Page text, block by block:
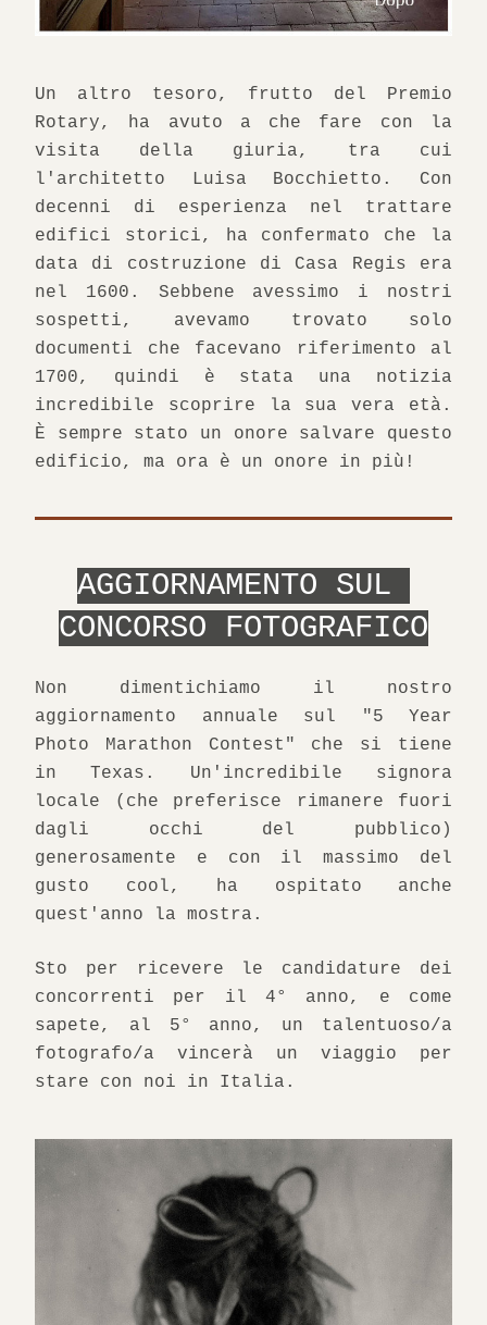
Un altro tesoro, frutto del Premio
Rotary, ha avuto a che fare con la
visita della giuria, tra cui
l'architetto Luisa Bocchietto. Con
decenni di esperienza nel trattare
edifici storici, ha confermato che la
data di costruzione di Casa Regis era
nel 1600. Sebbene avessimo i nostri
sospetti, avevamo trovato solo
documenti che facevano riferimento al
1700, quindi è stata una notizia
incredibile scoprire la sua vera età.
È sempre stato un onore salvare questo
edificio, ma ora è un onore in più!
AGGIORNAMENTO SUL
CONCORSO FOTOGRAFICO
Non dimentichiamo il nostro
aggiornamento annuale sul "5 Year
Photo Marathon Contest" che si tiene
in Texas. Un'incredibile signora
locale (che preferisce rimanere fuori
dagli occhi del pubblico)
generosamente e con il massimo del
gusto cool, ha ospitato anche
quest'anno la mostra.
Sto per ricevere le candidature dei
concorrenti per il 4° anno, e come
sapete, al 5° anno, un talentuoso/a
fotografo/a vincerà un viaggio per
stare con noi in Italia.